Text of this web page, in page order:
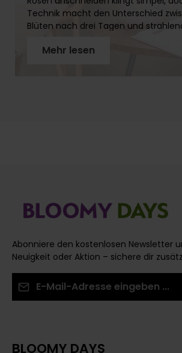
Technik macht den Unterschied
Blüten nach drei Tagen und
Schritt für Schritt, wie Du Rosenstiele
Mehr lesen
Abonniere den kostenlosen Newsletter
Neuigkeit oder Aktion – sichere dir
BLOOMY DAYS